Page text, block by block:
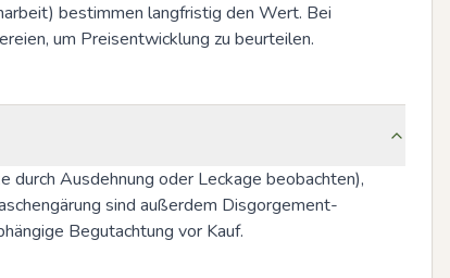
bestimmen langfristig den Wert. Bei
um Preisentwicklung zu beurteilen.
Ausdehnung oder Leckage beobachten),
sind außerdem Disgorgement-
Begutachtung vor Kauf.